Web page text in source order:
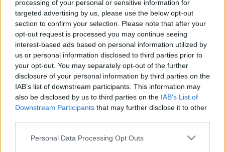
processing of your personal or sensitive information for
targeted advertising by us, please use the below opt-out
section to confirm your selection. Please note that after your
opt-out request is processed you may continue seeing
interest-based ads based on personal information utilized by
us or personal information disclosed to third parties prior to
your opt-out. You may separately opt-out of the further
disclosure of your personal information by third parties on the
IAB’s list of downstream participants. This information may
also be disclosed by us to third parties on the IAB’s List of
Downstream Participants that may further disclose it to other
Please note that this website/app uses one or more Google
Personal Data Processing Opt Outs
például a legnagyobb kedvenc bakui éttermem…